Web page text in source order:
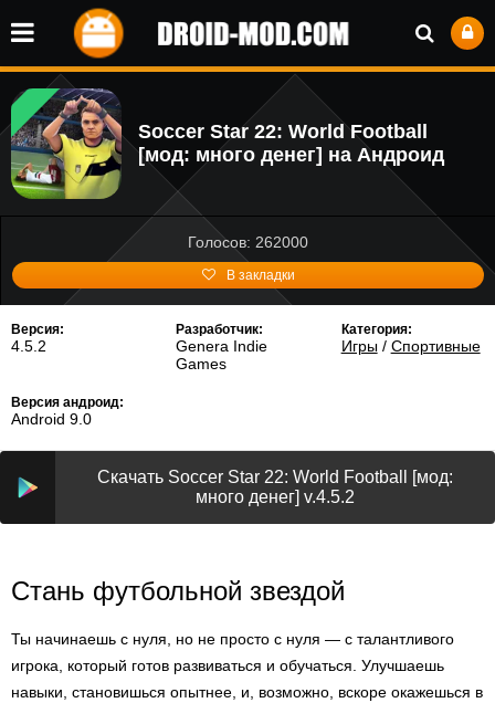
Soccer Star 22: World Football
[мод: много денег] на Андроид
Голосов: 262000
В закладки
Версия:
4.5.2
Разработчик:
Genera Indie
Games
Категория:
Игры/ Спортивные
Версия андроид:
Android 9.0
Скачать Soccer Star 22: World Football [мод:
много денег] v.4.5.2
Стань футбольной звездой
Ты начинаешь с нуля, но не просто с нуля — с талантливого
игрока, который готов развиваться и обучаться. Улучшаешь
навыки, становишься опытнее, и, возможно, вскоре окажешься в